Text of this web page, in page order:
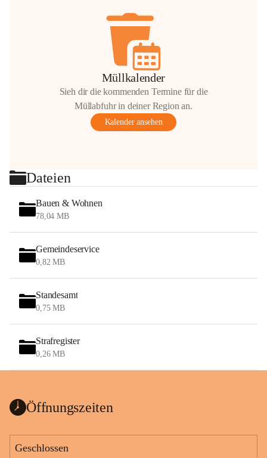
Müllkalender
Sieh dir die kommenden Termine für die
Müllabfuhr in deiner Region an.
Kalender ansehen
Dateien
Bauen & Wohnen
78,04 MB
Gemeindeservice
0,82 MB
Standesamt
0,75 MB
Strafregister
0,26 MB
Öffnungszeiten
Geschlossen